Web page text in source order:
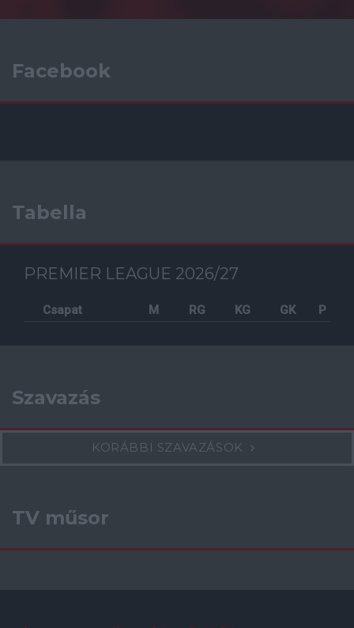
Facebook
Tabella
PREMIER LEAGUE 2026/27
Csapat M RG KG GK P
Szavazás
KORÁBBI SZAVAZÁSOK
TV műsor